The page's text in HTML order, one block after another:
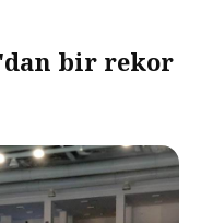
bir rekor